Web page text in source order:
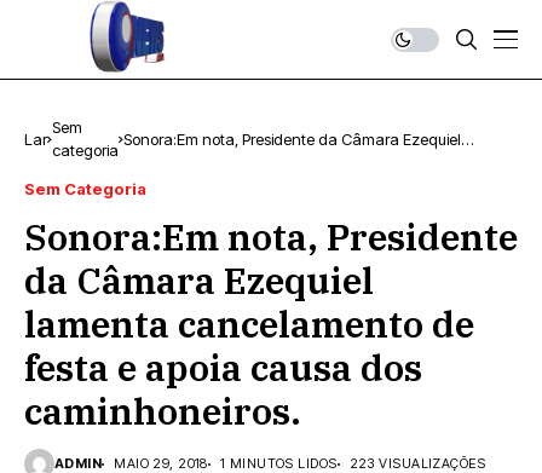
Lar
Sem
categoria
Sonora:Em nota, Presidente da Câmara Ezequiel
caminhoneiros.
Sem Categoria
Sonora:Em nota, Presidente
da Câmara Ezequiel
lamenta cancelamento de
festa e apoia causa dos
caminhoneiros.
ADMIN MAIO 29, 2018 1 MINUTOS LIDOS 223 VISUALIZAÇÕES